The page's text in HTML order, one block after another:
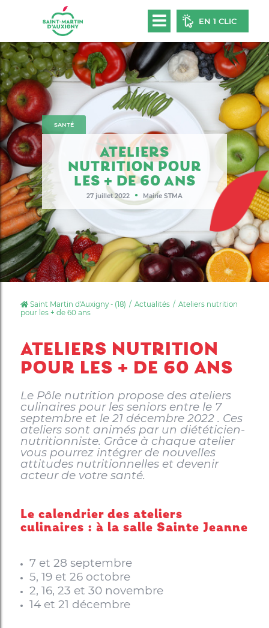
EN 1 CLIC
SANTÉ
ATELIERS
NUTRITION POUR
LES + DE 60 ANS
27 juillet 2022 ● Mairie STMA
Saint Martin d'Auxigny - (18) Actualités
Ateliers nutrition
pour les + de 60 ans
ATELIERS NUTRITION
POUR LES + DE 60 ANS
Le Pôle nutrition propose des ateliers
culinaires pour les seniors entre le 7
septembre et le 21 décembre 2022 . Ces
ateliers sont animés par un diététicien-
nutritionniste. Grâce à chaque atelier
vous pourrez intégrer de nouvelles
attitudes nutritionnelles et devenir
acteur de votre santé.
Le calendrier des ateliers
culinaires : à la salle Sainte Jeanne
7 et 28 septembre
5, 19 et 26 octobre
2, 16, 23 et 30 novembre
14 et 21 décembre